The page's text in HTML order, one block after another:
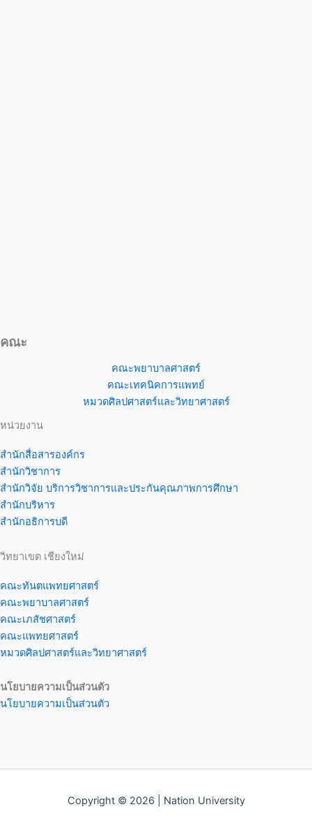
คณะ
คณะพยาบาลศาสตร์
คณะเทคนิคการแพทย์
หมวดศิลปศาสตร์และวิทยาศาสตร์
หน่วยงาน
สำนักสื่อสารองค์กร
สำนักวิชาการ
สำนักวิจัย บริการวิชาการและประกันคุณภาพการศึกษา
สำนักบริหาร
สำนักอธิการบดี
วิทยาเขต เชียงใหม่
คณะทันตแพทยศาสตร์
คณะพยาบาลศาสตร์
คณะเภสัชศาสตร์
คณะแพทยศาสตร์
หมวดศิลปศาสตร์และวิทยาศาสตร์
นโยบายความเป็นส่วนตัว
นโยบายความเป็นส่วนตัว
Copyright © 2026 | Nation University